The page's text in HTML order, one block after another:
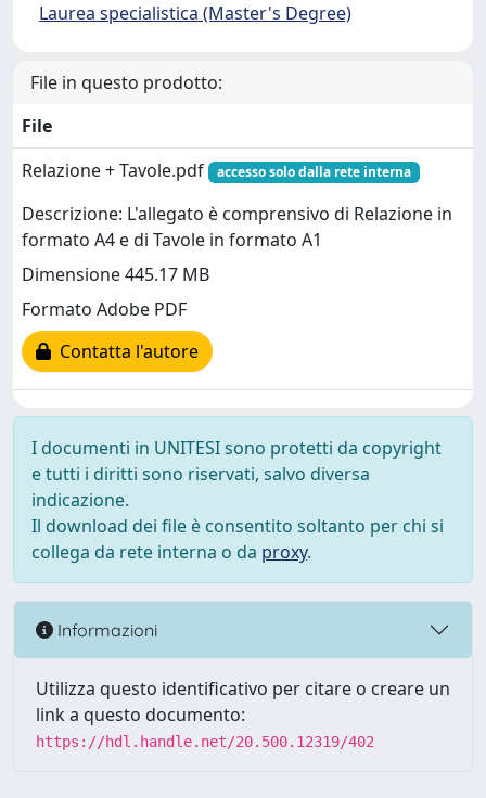
Laurea specialistica (Master's Degree)
File in questo prodotto:
File
Relazione + Tavole.pdf
accesso solo dalla rete interna
Descrizione: L'allegato è comprensivo di Relazione in
formato A4 e di Tavole in formato A1
Dimensione 445.17 MB
Formato Adobe PDF
Contatta l'autore
I documenti in UNITESI sono protetti da copyright
e tutti i diritti sono riservati, salvo diversa
indicazione.
Il download dei file è consentito soltanto per chi si
collega da rete interna o da proxy.
Informazioni
Utilizza questo identificativo per citare o creare un
link a questo documento:
https://hdl.handle.net/20.500.12319/402